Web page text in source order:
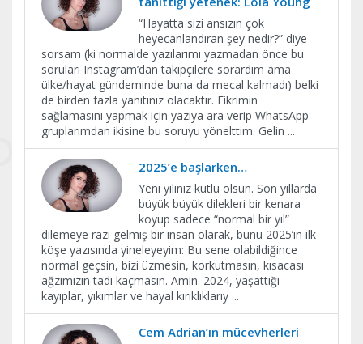
“Hayatta sizi ansızın çok
heyecanlandıran şey nedir?” diye
sorsam (ki normalde yazılarımı yazmadan önce bu
soruları Instagram’dan takipçilere sorardım ama
ülke/hayat gündeminde buna da mecal kalmadı) belki
de birden fazla yanıtınız olacaktır. Fikrimin
sağlamasını yapmak için yazıya ara verip WhatsApp
gruplarımdan ikisine bu soruyu yönelttim. Gelin ...
2025’e başlarken…
Yeni yılınız kutlu olsun. Son yıllarda
büyük büyük dilekleri bir kenara
koyup sadece “normal bir yıl”
dilemeye razı gelmiş bir insan olarak, bunu 2025’in ilk
köşe yazısında yineleyeyim: Bu sene olabildiğince
normal geçsin, bizi üzmesin, korkutmasın, kısacası
ağzımızın tadı kaçmasın. Amin. 2024, yaşattığı
kayıplar, yıkımlar ve hayal kırıklıklarıy ...
Cem Adrian’ın mücevherleri